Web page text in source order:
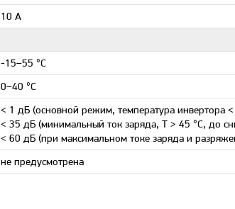
10 А
-15–55 °С
0–40 °С
< 1 дБ (основной режим, температура инвертора
< 35 дБ (минимальный ток заряда, T > 45 °С, до
< 60 дБ (при максимальном токе заряда и
не предусмотрена